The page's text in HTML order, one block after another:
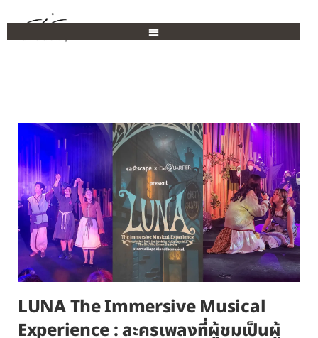
LUNA The Immersive Musical
Experience : ละครเพลงที่ผู้ชมเป็นผู้